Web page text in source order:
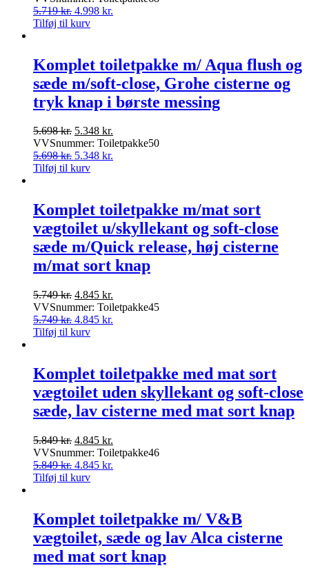
pris
var:
5.719kr. Den
oprindelige
5.719 kr..
4.998 kr.
4.998 kr..
Tilføj til kurv
Komplet toiletpakke m/ Aqua flush og
sæde m/soft-close, Grohe cisterne og
tryk knap i børste messing
5.698kr. Den
oprindelige
pris
var:
5.348 kr.
aktuelle
VVSnummer: Toiletpakke50
5.698kr. Den
oprindelige
5.698 kr..
5.348 kr.
5.348 kr..
Tilføj til kurv
Komplet toiletpakke m/mat sort
vægtoilet u/skyllekant og soft-close
sæde m/Quick release, høj cisterne
m/mat sort knap
5.749kr. Den
oprindelige
pris
var:
4.845 kr.
aktuelle
VVSnummer: Toiletpakke45
5.749kr. Den
oprindelige
5.749 kr..
4.845 kr.
4.845 kr..
Tilføj til kurv
Komplet toiletpakke med mat sort
vægtoilet uden skyllekant og soft-close
sæde, lav cisterne med mat sort knap
5.849kr. Den
oprindelige
pris
var:
4.845 kr.
aktuelle
VVSnummer: Toiletpakke46
5.849kr. Den
oprindelige
5.849 kr..
4.845 kr.
4.845 kr..
Tilføj til kurv
Komplet toiletpakke m/ V&B
vægtoilet, sæde og lav Alca cisterne
med mat sort knap